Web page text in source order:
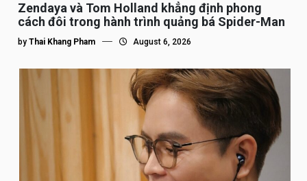
Zendaya và Tom Holland khẳng định phong
cách đôi trong hành trình quảng bá Spider-Man
by Thai Khang Pham August 6, 2026